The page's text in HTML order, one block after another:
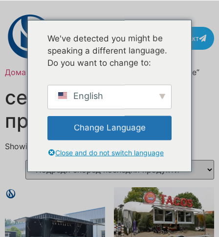
Контакт
Дома / Означени продукти “kitchen trailer for sale”
се продава кујнска
приколка
Showing all 2 results
We've detected you might be
speaking a different language.
Do you want to change to:
English
Change Language
Close and do not switch language